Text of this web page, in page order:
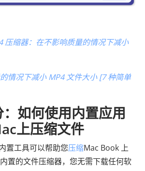
压缩器：在不影响质量的情况下减小
情况下减小 MP4 文件大小 [7 种简单
如何使用内置应用
上压缩文件
置工具可以帮助您压缩Mac Book 上
置的文件压缩器，您无需下载任何软